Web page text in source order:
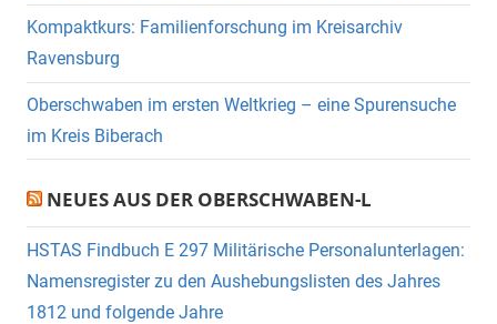
Kompaktkurs: Familienforschung im Kreisarchiv
Ravensburg
Oberschwaben im ersten Weltkrieg – eine Spurensuche
im Kreis Biberach
NEUES AUS DER OBERSCHWABEN-L
HSTAS Findbuch E 297 Militärische Personalunterlagen:
Namensregister zu den Aushebungslisten des Jahres
1812 und folgende Jahre